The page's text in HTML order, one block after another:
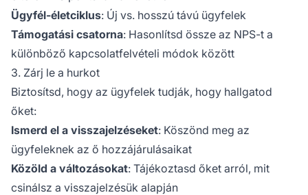
Ügyfél-életciklus: Új vs. hosszú távú ügyfelek
Támogatási csatorna: Hasonlítsd össze az NPS-t a
különböző kapcsolatfelvételi módok között
3. Zárj le a hurkot
Biztosítsd, hogy az ügyfelek tudják, hogy hallgatod
őket:
Ismerd el a visszajelzéseket: Köszönd meg az
ügyfeleknek az ő hozzájárulásaikat
Közöld a változásokat: Tájékoztasd őket arról, mit
csinálsz a visszajelzésük alapján